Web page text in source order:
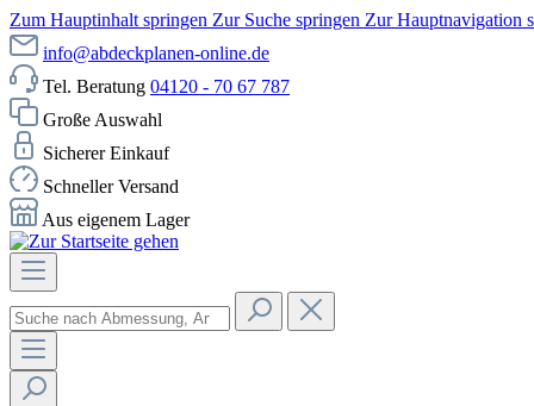
Zum Hauptinhalt springen Zur Suche springen Zur Hauptnavigation
info@abdeckplanen-online.de
Tel. Beratung 04120 - 70 67 787
Große Auswahl
Sicherer Einkauf
Schneller Versand
Aus eigenem Lager